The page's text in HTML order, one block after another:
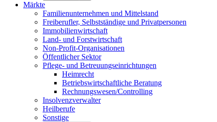
Märkte
Familienunternehmen und Mittelstand
Freiberufler, Selbstständige und Privatpersonen
Immobilienwirtschaft
Land- und Forstwirtschaft
Non-Profit-Organisationen
Öffentlicher Sektor
Pflege- und Betreuungseinrichtungen
Heimrecht
Betriebswirtschaftliche Beratung
Rechnungswesen/Controlling
Insolvenzverwalter
Heilberufe
Sonstige